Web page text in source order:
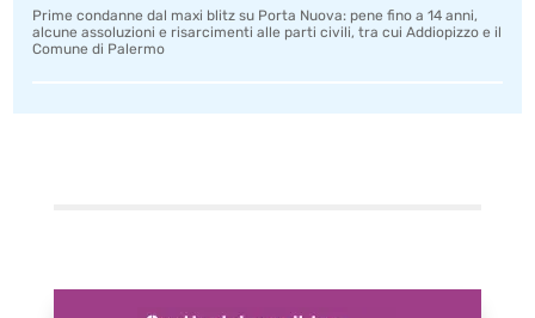
Prime condanne dal maxi blitz su Porta Nuova: pene fino a 14 anni,
alcune assoluzioni e risarcimenti alle parti civili, tra cui Addiopizzo e il
Comune di Palermo